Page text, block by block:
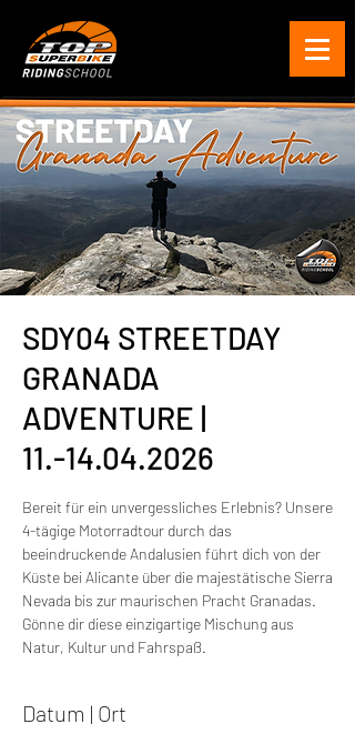
SDY04 STREETDAY
GRANADA
ADVENTURE |
11.-14.04.2026
Bereit für ein unvergessliches Erlebnis? Unsere
4-tägige Motorradtour durch das
beeindruckende Andalusien führt dich von der
Küste bei Alicante über die majestätische Sierra
Nevada bis zur maurischen Pracht Granadas.
Gönne dir diese einzigartige Mischung aus
Natur, Kultur und Fahrspaß.
Datum | Ort